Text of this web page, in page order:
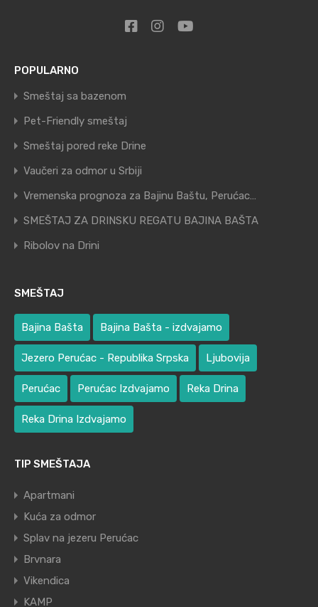
POPULARNO
Smeštaj sa bazenom
Pet-Friendly smeštaj
Smeštaj pored reke Drine
Vaučeri za odmor u Srbiji
Vremenska prognoza za Bajinu Baštu, Perućac…
SMEŠTAJ ZA DRINSKU REGATU BAJINA BAŠTA
Ribolov na Drini
SMEŠTAJ
Bajina Bašta Bajina Bašta - izdvajamo
Jezero Perućac - Republika Srpska Ljubovija
Perućac Perućac Izdvajamo Reka Drina
Reka Drina Izdvajamo
TIP SMEŠTAJA
Apartmani
Kuća za odmor
Splav na jezeru Perućac
Brvnara
Vikendica
KAMP